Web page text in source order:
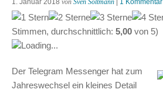
1. Januar 2018 von Sven Soltmann 1 Kommentar
Stimmen, durchschnittlich: 5,00 von 5)
Loading...
Der Telegram Messenger hat zum
Jahreswechsel ein kleines Detail